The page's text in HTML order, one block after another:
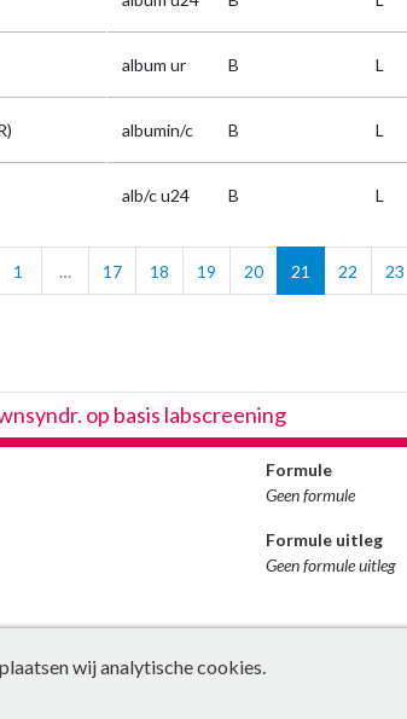
album ur B L
albumin/c B L
alb/c u24 B L
1 … 17 18 19 20 21 22 23
op basis labscreening
Formule
Geen formule
Formule uitleg
Geen formule uitleg
wij analytische cookies.